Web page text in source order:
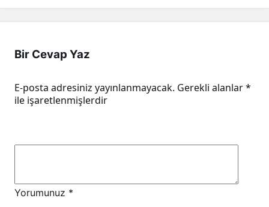
Bir Cevap Yaz
E-posta adresiniz yayınlanmayacak. Gerekli alanlar*
ile işaretlenmişlerdir
Yorumunuz *